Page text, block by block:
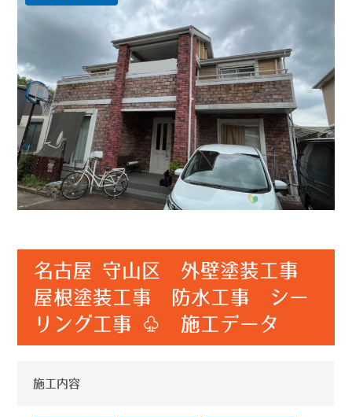
名古屋 守山区 外壁塗装工事
屋根塗装工事 防水工事 シー
リング工事 ♧ 施工データ
施工内容